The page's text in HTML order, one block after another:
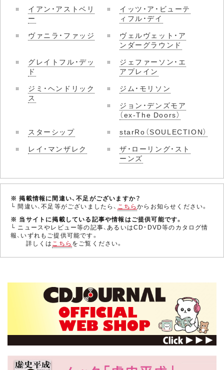
イアン・アストベリ
ー
イッツ・ア・ビューテ
ィフル・デイ
ヴァニラ・ファッジ
ヴェルヴェット・ア
ンダーグラウンド
グレイトフル・デッ
ド
ジェファーソン・エ
アプレイン
ジミ・ヘンドリック
ス
ジム・モリソン
ジョン・デンズモア
（ex-The Doors）
スターシップ
starRo（SOULECTION）
レイ・マンザレク
ザ・ローリング・スト
ーンズ
※ 掲載情報に間違い、不足がございますか？
└ 間違い、不足等がございましたら、 こちらからお知らせください。
※ 当サイトに掲載している記事や情報はご提供可能です。
└ ニュースやレビュー等の記事、あるいはCD・DVD等のカタログ情
報、いずれもご提供可能です。
詳しくはこちら をご覧ください。